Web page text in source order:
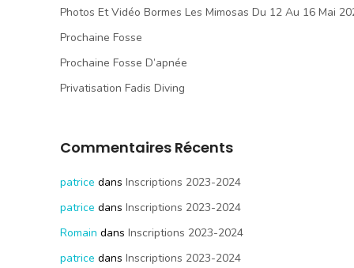
Photos Et Vidéo Bormes Les Mimosas Du 12 Au 16 Mai
Prochaine Fosse
Prochaine Fosse D’apnée
Privatisation Fadis Diving
Commentaires Récents
patrice dans Inscriptions 2023-2024
patrice dans Inscriptions 2023-2024
Romain dans Inscriptions 2023-2024
patrice dans Inscriptions 2023-2024